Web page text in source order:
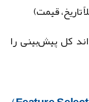
قیمت)
کل پیش‌بینی را